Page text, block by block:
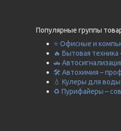
Популярные группы
⭐ Офисные и
🔥 Бытовая
🚗
🛠️ Автохимия –
💧 Кулеры для
♻️ Пурифайеры –